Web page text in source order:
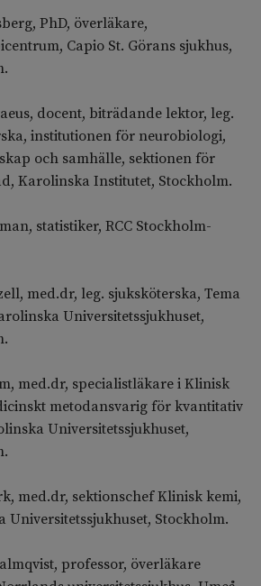
PhD, överläkare,
Capio St. Görans sjukhus,
docent, biträdande lektor, leg.
institutionen för neurobiologi,
och samhälle, sektionen för
Karolinska Institutet, Stockholm.
statistiker, RCC Stockholm-
med.dr, leg. sjuksköterska, Tema
Universitetssjukhuset,
med.dr, specialistläkare i Klinisk
metodansvarig för kvantitativ
Universitetssjukhuset,
med.dr, sektionschef Klinisk kemi,
Universitetssjukhuset, Stockholm.
professor, överläkare